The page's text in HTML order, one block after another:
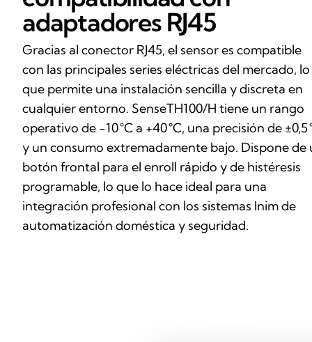
adaptadores RJ45
Gracias al conector RJ45, el sensor es compatible
con las principales series eléctricas del mercado, lo
que permite una instalación sencilla y discreta en
cualquier entorno. SenseTH100/H tiene un rango
operativo de -10 °C a +40 °C, una precisión de ±0,5
y un consumo extremadamente bajo. Dispone de
botón frontal para el enroll rápido y de histéresis
programable, lo que lo hace ideal para una
integración profesional con los sistemas Inim de
automatización doméstica y seguridad.